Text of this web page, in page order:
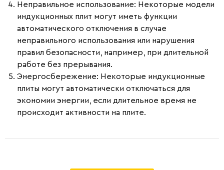
Неправильное использование: Некоторые модели
индукционных плит могут иметь функции
автоматического отключения в случае
неправильного использования или нарушения
правил безопасности, например, при длительной
работе без прерывания.
Энергосбережение: Некоторые индукционные
плиты могут автоматически отключаться для
экономии энергии, если длительное время не
происходит активности на плите.